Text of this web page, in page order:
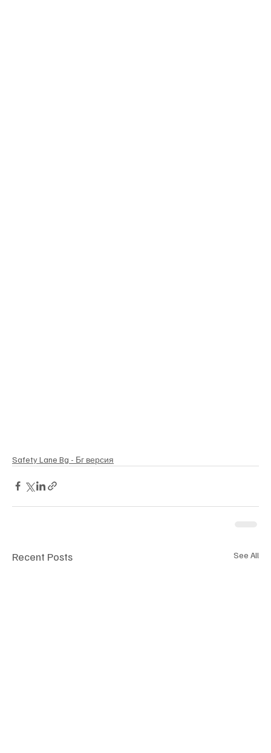
Safety Lane Bg - Бг версия
Recent Posts See All